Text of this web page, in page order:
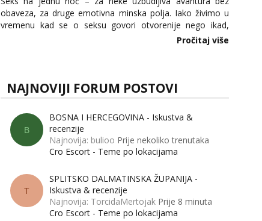
obaveza, za druge emotivna minska polja. Iako živimo u
vremenu kad se o seksu govori otvorenije nego ikad,
tema „jedne noći strasti“ i dalje izaziva burne rasprave. Što
Pročitaj više
NAJNOVIJI FORUM POSTOVI
B
BOSNA I HERCEGOVINA - Iskustva &
recenzije
Najnovija: bulioo Prije nekoliko trenutaka
Cro Escort - Teme po lokacijama
T
SPLITSKO DALMATINSKA ŽUPANIJA -
Iskustva & recenzije
Najnovija: TorcidaMertojak Prije 8 minuta
Cro Escort - Teme po lokacijama